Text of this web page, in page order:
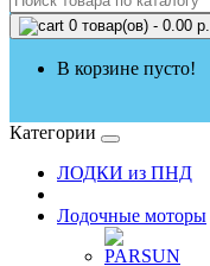
0 товар(ов) - 0.00 р.
В корзине пусто!
Категории
ЛОДКИ из ПНД
Лодочные моторы